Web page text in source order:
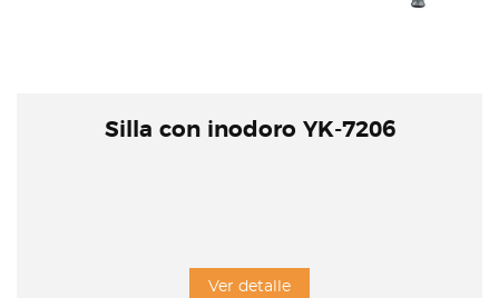
Silla con inodoro YK-7206
Ver detalle